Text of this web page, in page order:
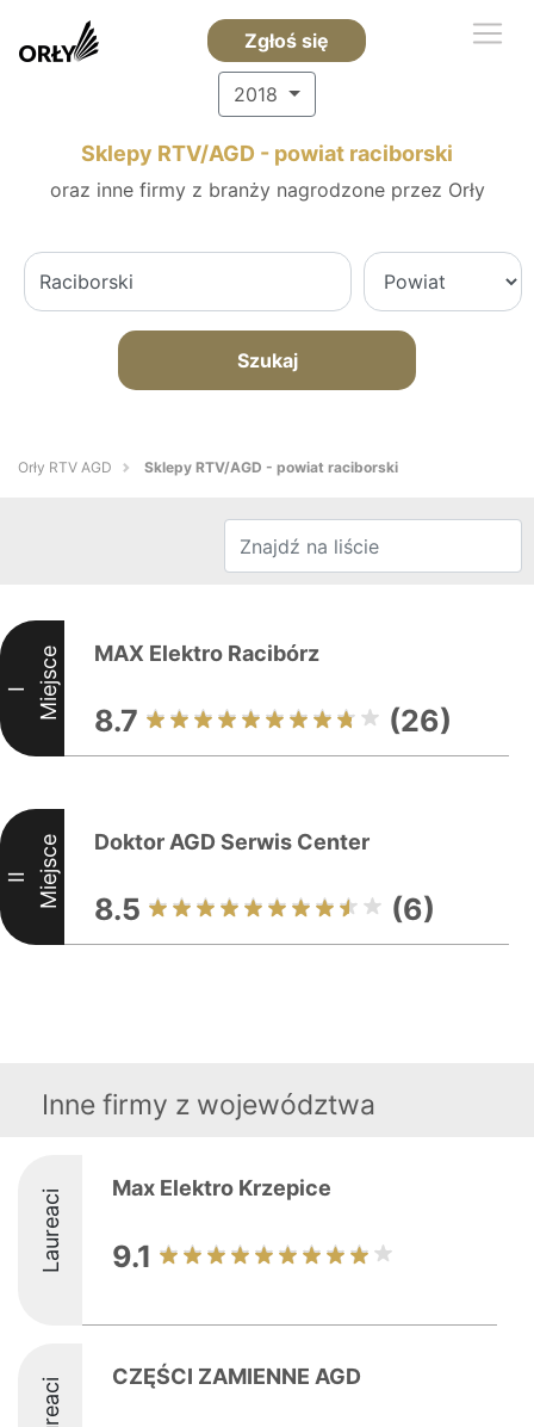
Zgłoś się
2018
Sklepy RTV/AGD - powiat raciborski
oraz inne firmy z branży nagrodzone przez Orły
Szukaj
Orły RTV AGD Sklepy RTV/AGD - powiat raciborski
I Miejsce MAX Elektro Racibórz
8.7 (26)
II Miejsce Doktor AGD Serwis Center
8.5 (6)
Inne firmy z województwa
Laureaci Max Elektro Krzepice
9.1
CZĘŚCI ZAMIENNE AGD